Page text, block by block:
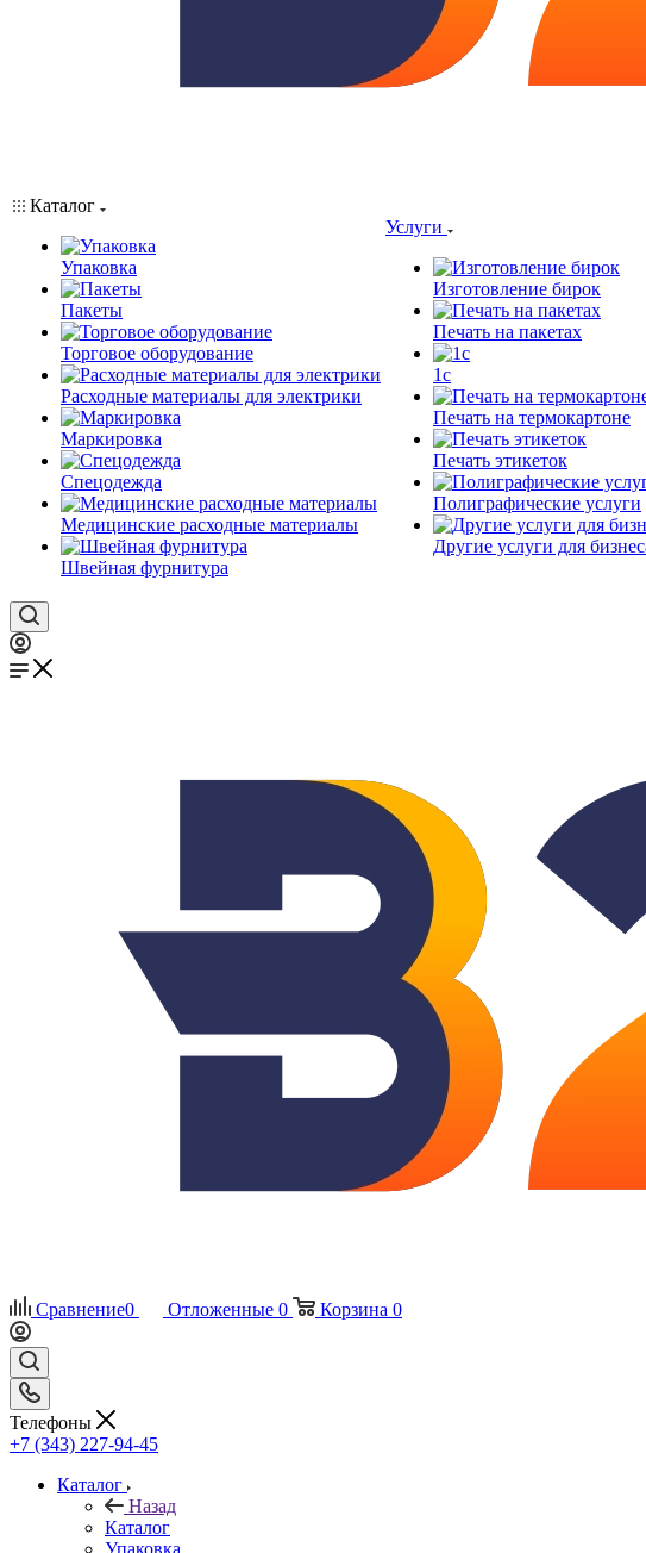
Каталог
Упаковка
Пакеты
Торговое оборудование
Расходные материалы для электрики
Маркировка
Спецодежда
Медицинские расходные материалы
Швейная фурнитура
Услуги
Изготовление бирок
Печать на пакетах
1c
Печать на термокартоне
Печать этикеток
Полиграфические услуги
Другие услуги для
Сравнение0 Отложенные 0 Корзина 0
Телефоны
+7 (343) 227-94-45
Каталог
Назад
Каталог
Упаковка